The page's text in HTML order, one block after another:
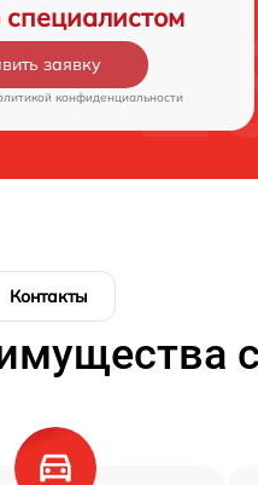
специалистом
заявку
конфиденциальности
Контакты